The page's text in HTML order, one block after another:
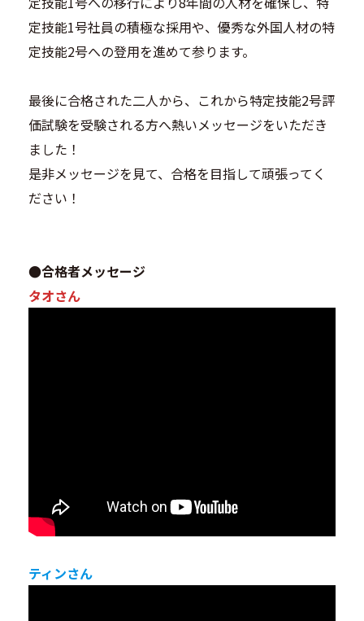
定技能1号社員の積極な採用や、優秀な外国人材の特
定技能2号への登用を進めて参ります。
最後に合格された二人から、これから特定技能2号評
価試験を受験される方へ熱いメッセージをいただき
ました！
是非メッセージを見て、合格を目指して頑張ってく
ださい！
●合格者メッセージ
タオさん
ティンさん